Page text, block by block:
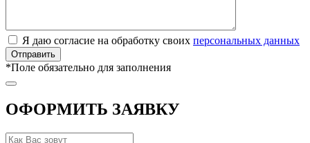
Я даю согласие на обработку своих персональных данных
*Поле обязательно для заполнения
ОФОРМИТЬ ЗАЯВКУ